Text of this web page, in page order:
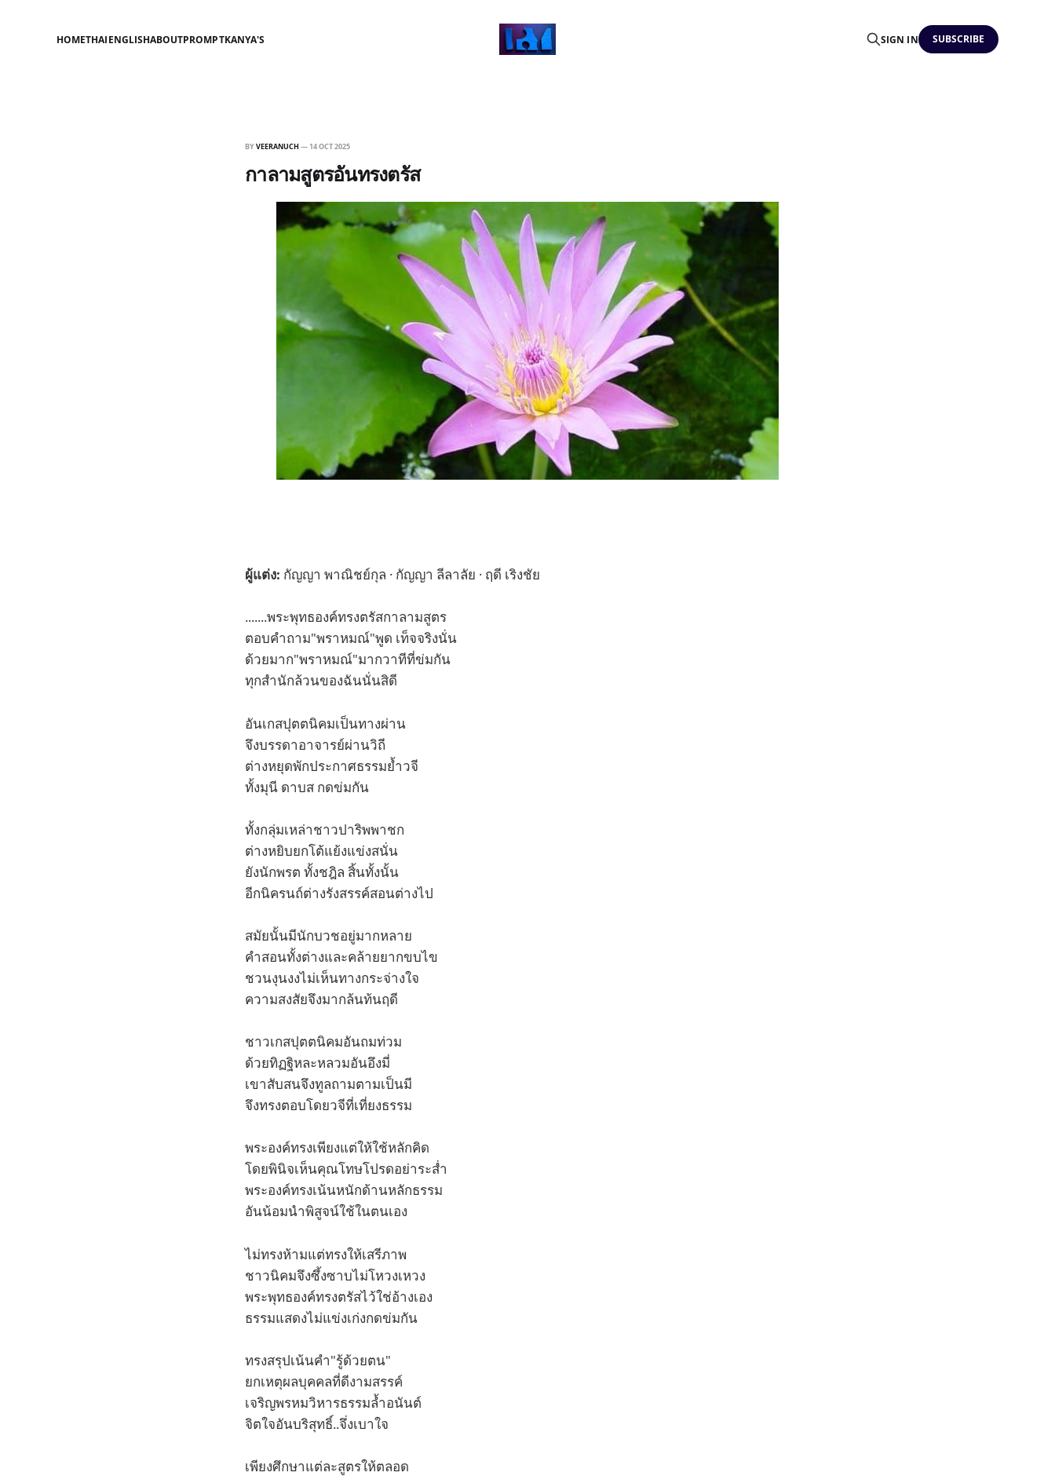
HOMETHAIENGLISHABOUTPROMPTKANYA'S SIGN IN SUBSCRIBE
BYVEERANUCH — 14 OCT 2025
กาลามสูตรอันทรงตรัส
ผู้แต่ง: กัญญา พาณิชย์กุล · กัญญา ลีลาลัย · ฤดี เริงชัย
.......พระพุทธองค์ทรงตรัสกาลามสูตร
ตอบคำถาม"พราหมณ์"พูด เท็จจริงนั่น
ด้วยมาก"พราหมณ์"มากวาทีที่ข่มกัน
ทุกสำนักล้วนของฉันนั่นสิดี
อันเกสปุตตนิคมเป็นทางผ่าน
จึงบรรดาอาจารย์ผ่านวิถี
ต่างหยุดพักประกาศธรรมย้ำวจี
ทั้งมุนี ดาบส กดข่มกัน
ทั้งกลุ่มเหล่าชาวปาริพพาชก
ต่างหยิบยกโต้แย้งแข่งสนั่น
ยังนักพรต ทั้งชฎิล สิ้นทั้งนั้น
อีกนิครนถ์ต่างรังสรรค์สอนต่างไป
สมัยนั้นมีนักบวชอยู่มากหลาย
คำสอนทั้งต่างและคล้ายยากขบไข
ชวนงุนงงไม่เห็นทางกระจ่างใจ
ความสงสัยจึงมากล้นท้นฤดี
ชาวเกสปุตตนิคมอันถมท่วม
ด้วยทิฏฐิหละหลวมอันอึงมี่
เขาสับสนจึงทูลถามตามเป็นมี
จึงทรงตอบโดยวจีที่เที่ยงธรรม
พระองค์ทรงเพียงแต่ให้ใช้หลักคิด
โดยพินิจเห็นคุณโทษโปรดอย่าระส่ำ
พระองค์ทรงเน้นหนักด้านหลักธรรม
อันน้อมนำพิสูจน์ใช้ในตนเอง
ไม่ทรงห้ามแต่ทรงให้เสรีภาพ
ชาวนิคมจึงซึ้งซาบไม่โหวงเหวง
พระพุทธองค์ทรงตรัสไว้ใช่อ้างเอง
ธรรมแสดงไม่แข่งเก่งกดข่มกัน
ทรงสรุปเน้นคำ"รู้ด้วยตน"
ยกเหตุผลบุคคลที่ดีงามสรรค์
เจริญพรหมวิหารธรรมล้ำอนันต์
จิตใจอันบริสุทธิ์..จึ่งเบาใจ
เพียงศึกษาแต่ละสูตรให้ตลอด